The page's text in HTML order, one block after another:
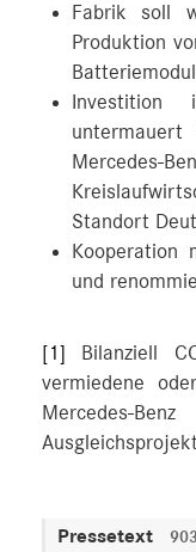
Fabrik soll
Produktion
Investition
Standort
Kooperation
und
[1] Bilanziell
vermiedene
Mercedes-
Pressetext